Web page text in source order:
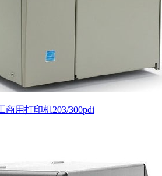
商用打印机203/300pdi